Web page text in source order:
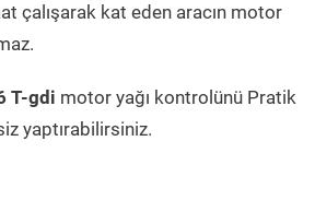
çalışarak kat eden aracın motor
T-gdi motor yağı kontrolünü Pratik
yaptırabilirsiniz.